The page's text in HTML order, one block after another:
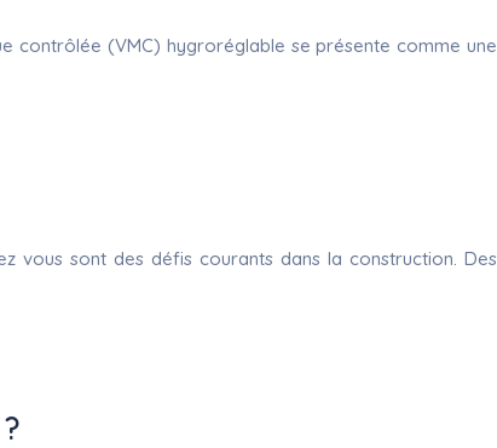
contrôlée (VMC) hygroréglable se présente comme une
vous sont des défis courants dans la construction. Des